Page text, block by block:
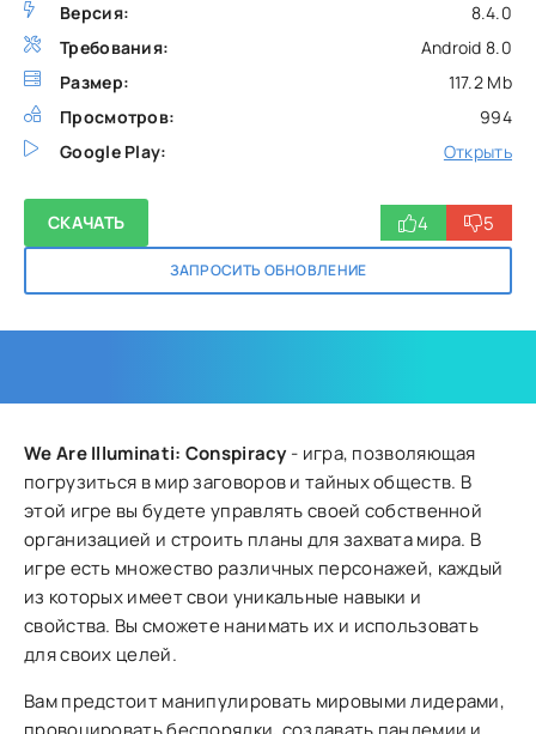
Версия:
8.4.0
Требования:
Android 8.0
Размер:
117.2 Mb
Просмотров:
994
Google Play:
Открыть
СКАЧАТЬ
ЗАПРОСИТЬ ОБНОВЛЕНИЕ
4 5
We Are Illuminati: Conspiracy- игра, позволяющая
погрузиться в мир заговоров и тайных обществ. В
этой игре вы будете управлять своей собственной
организацией и строить планы для захвата мира. В
игре есть множество различных персонажей, каждый
из которых имеет свои уникальные навыки и
свойства. Вы сможете нанимать их и использовать
для своих целей.
Вам предстоит манипулировать мировыми лидерами,